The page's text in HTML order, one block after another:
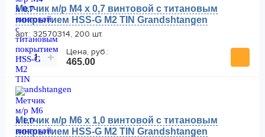
Метчик м/р М4 х 0,7 винтовой с титановым
покрытием HSS-G M2 TIN Grandshtangen
арт.: 32570314, 200 шт.
− +
Цена, руб.:
465.00
Метчик м/р М6 х 1,0 винтовой с титановым
покрытием HSS-G M2 TIN Grandshtangen